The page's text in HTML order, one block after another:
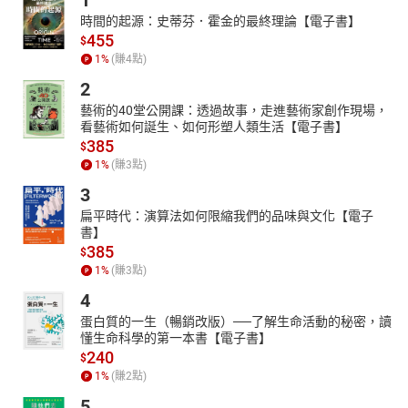
時間的起源：史蒂芬．霍金的最終理論【電子書】
$455
1 % (賺4點)
2
藝術的40堂公開課：透過故事，走進藝術家創作現場，
看藝術如何誕生、如何形塑人類生活【電子書】
$385
1 % (賺3點)
3
扁平時代：演算法如何限縮我們的品味與文化【電子
書】
$385
1 % (賺3點)
4
蛋白質的一生（暢銷改版）──了解生命活動的秘密，讀
懂生命科學的第一本書【電子書】
$240
1 % (賺2點)